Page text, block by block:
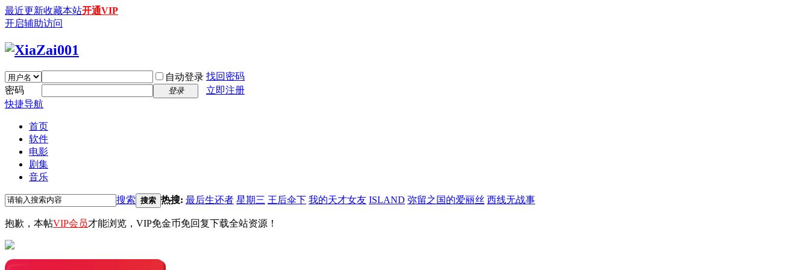
最近更新收藏本站开通VIP
开启辅助访问
自动登录 找回密码
密码
登录
立即注册
快捷导航
首页
软件
电影
剧集
音乐
搜索 搜索 热搜: 最后生还者 星期三 王后伞下 我的天才女友 ISLAND 弥留之国的爱丽丝 西线无战事
抱歉，本帖VIP会员才能浏览，VIP免金币免回复下载全站资源！